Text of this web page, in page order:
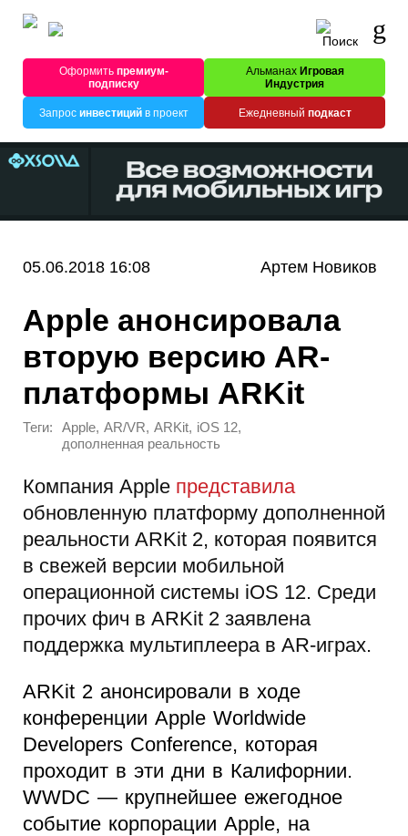
Оформитьпремиум-
подписку
Альманах Игровая
Индустрия
Запрос инвестицийв проект Ежедневный подкаст
05.06.2018 16:08 Артем Новиков
Apple анонсировала
вторую версию AR-
платформы ARKit
Теги: Apple, AR/VR, ARKit, iOS 12,
дополненная реальность
Компания Apple представила
обновленную платформу дополненной
реальности ARKit 2, которая появится
в свежей версии мобильной
операционной системы iOS 12. Среди
прочих фич в ARKit 2 заявлена
поддержка мультиплеера в AR-играх.
ARKit 2 анонсировали в ходе
конференции Apple Worldwide
Developers Conference, которая
проходит в эти дни в Калифорнии.
WWDC — крупнейшее ежегодное
событие корпорации Apple, на